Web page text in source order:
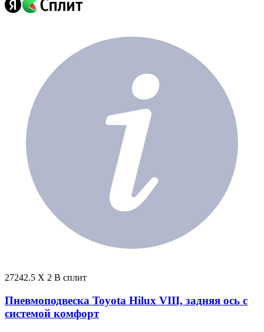
27242.5 X 2 В сплит
Пневмоподвеска Toyota Hilux VIII, задняя ось с
системой комфорт